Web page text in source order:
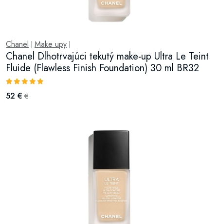
Chanel Make upy
Chanel Dlhotrvajúci tekutý make-up Ultra Le Teint
Fluide (Flawless Finish Foundation) 30 ml BR32
52 € €